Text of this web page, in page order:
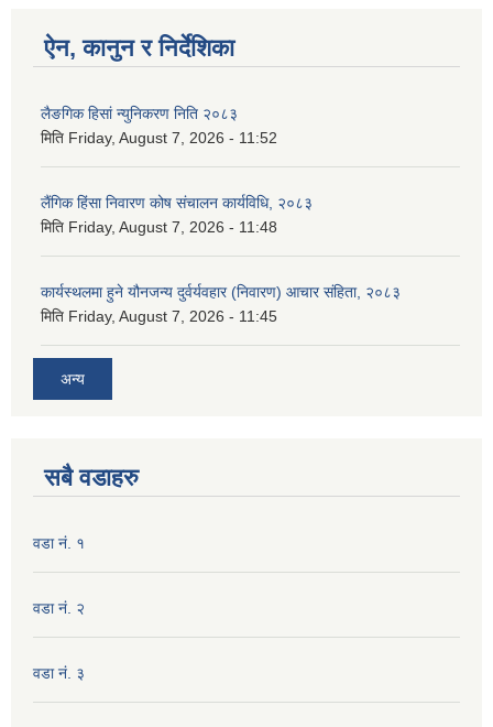
ऐन, कानुन र निर्देशिका
लैङगिक हिसां न्युनिकरण निति २०८३
मिति Friday, August 7, 2026 - 11:52
लैंगिक हिंसा निवारण कोष संचालन कार्यविधि, २०८३
मिति Friday, August 7, 2026 - 11:48
कार्यस्थलमा हुने यौनजन्य दुर्वर्यवहार (निवारण) आचार संहिता, २०८३
मिति Friday, August 7, 2026 - 11:45
अन्य
सबै वडाहरु
वडा नं. १
वडा नं. २
वडा नं. ३